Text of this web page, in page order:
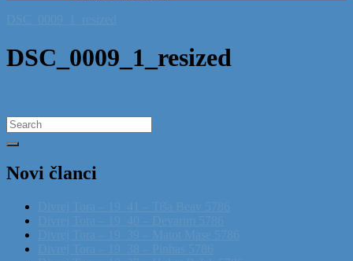
DSC_0009_1_resized
Search
for:
Novi članci